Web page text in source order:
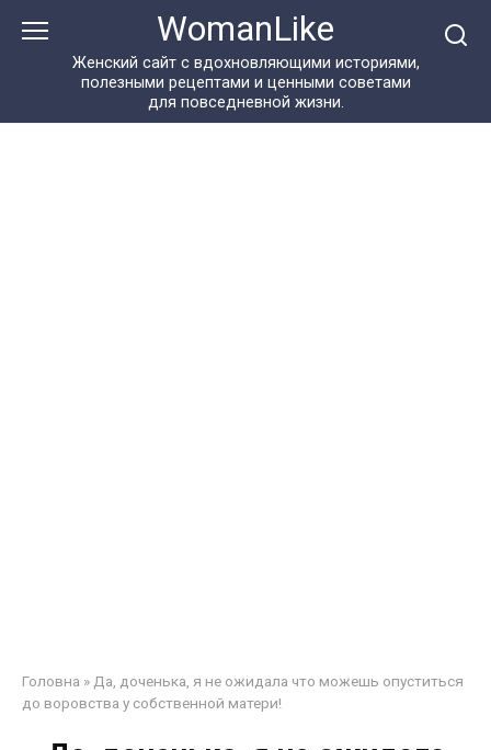
WomanLike
Женский сайт с вдохновляющими историями,
полезными рецептами и ценными советами
для повседневной жизни.
Головна » Да, доченька, я не ожидала что можешь опуститься
до воровства у собственной матери!